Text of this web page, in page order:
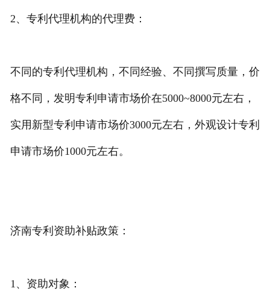
2、专利代理机构的代理费：
不同的专利代理机构，不同经验、不同撰写质量，价
格不同，发明专利申请市场价在5000~8000元左右，
实用新型专利申请市场价3000元左右，外观设计专利
申请市场价1000元左右。
济南专利资助补贴政策：
1、资助对象：